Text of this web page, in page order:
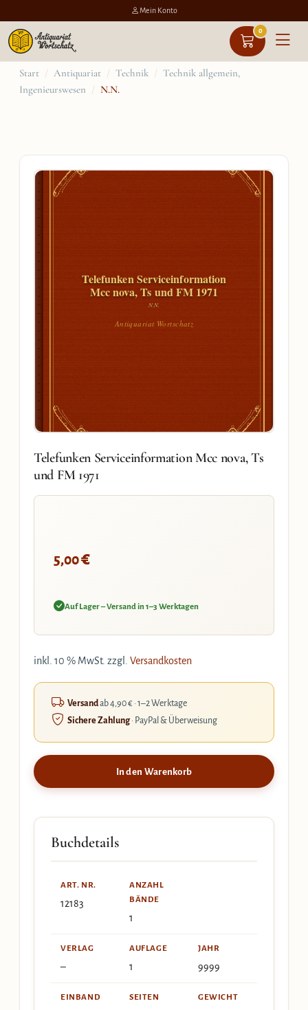
Mein Konto
0
Zum
Inhalt
Start / Antiquariat / Technik / Technik allgemein,
Ingenieurswesen / N.N.
Telefunken Serviceinformation
Mcc nova, Ts und FM 1971
N.N.
Antiquariat Wortschatz
Telefunken Serviceinformation Mcc nova, Ts
und FM 1971
5,00€
Auf Lager – Versand in 1–3 Werktagen
inkl. 10 % MwSt. zzgl. Versandkosten
Versandab 4,90 € · 1–2 Werktage
Sichere Zahlung· PayPal & Überweisung
In den Warenkorb
Buchdetails
ART. NR.
12183
ANZAHL
BÄNDE
1
VERLAG
–
AUFLAGE
1
JAHR
9999
EINBAND SEITEN GEWICHT